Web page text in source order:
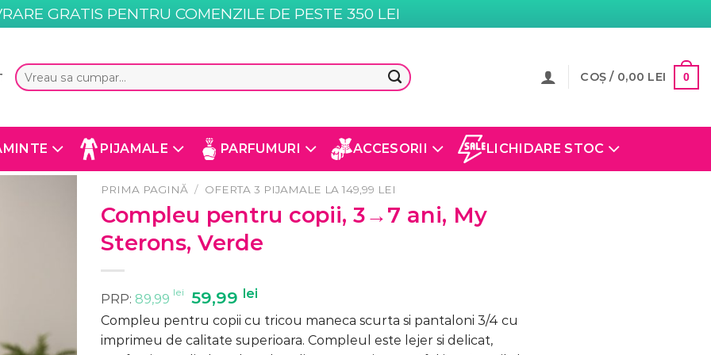
GRATIS PENTRU COMENZILE DE PESTE 350 LEI
Caută
după:
COȘ / 0,00 LEI 0
PIJAMALE PARFUMURI ACCESORII LICHIDARE STOC
PRIMA PAGINĂ / OFERTA 3 PIJAMALE LA 149,99 LEI
Compleu pentru copii, 3→7 ani, My
Sterons, Verde
PRP: 89,99 lei
Prețul
inițial
59,99 leiPrețul
curent
este:
Compleu pentru copii cu tricou maneca scurta si pantaloni 3/4 cu
imprimeu de calitate superioara. Compleul este lejer si delicat,